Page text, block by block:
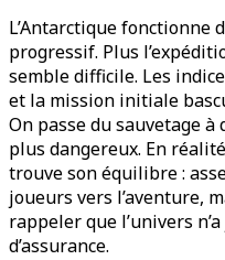
L’Antarctique fonctionne
progressif. Plus
semble difficile. Les
et la mission initiale
On passe du sauvetage à
plus dangereux. En
trouve son équilibre :
joueurs vers l’aventure,
rappeler que l’univers
d’assurance.